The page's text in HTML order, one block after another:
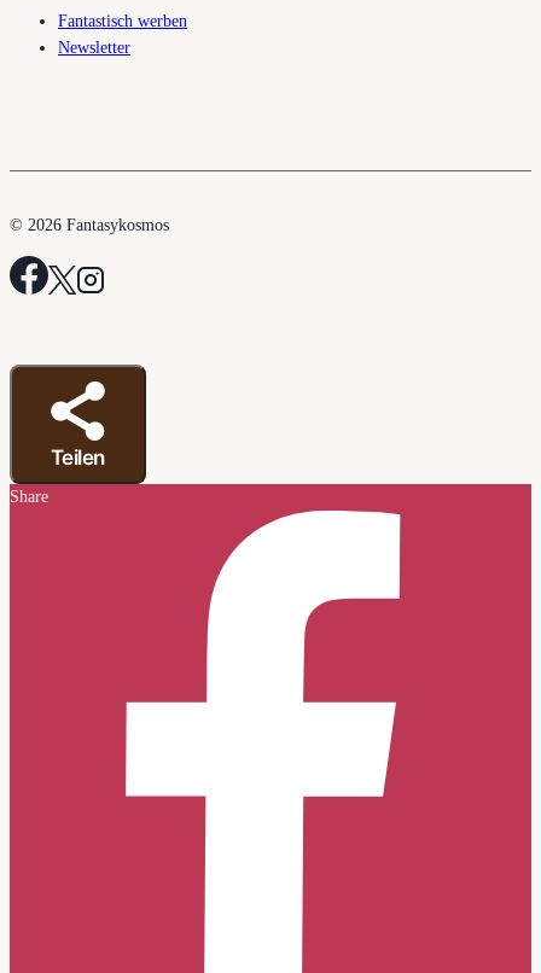
Fantastisch werben
Newsletter
© 2026 Fantasykosmos
Teilen
Share